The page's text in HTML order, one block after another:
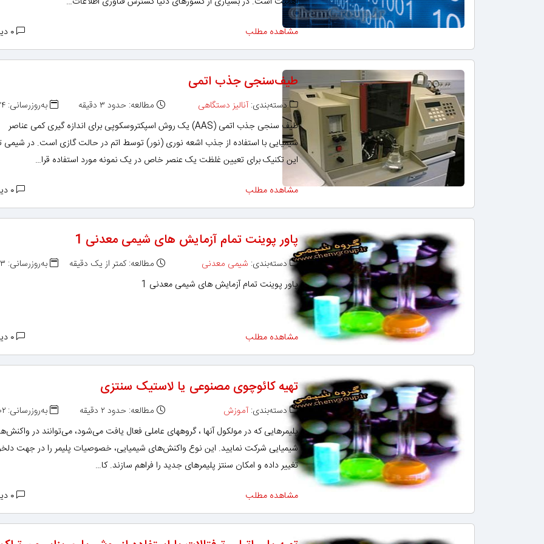
مشاهده مطلب
طیف‌سنجی جذب اتمی
دسته‌بندی: آنالیز دستگاهی مطالعه: حدود ۳ دقیقه
به‌روزرسانی: ۱۳۹۲/۰۲/۲۴
طیف سنجی جذب اتمی (AAS) یک روش اسپکتروسکوپی برای اندازه گیری کمی عناصر
شیمیایی با استفاده از جذب اشعه نوری (نور) توسط اتم در حالت گازی است. در شیمی
این تکنیک برای تعیین غلظت یک عنصر خاص در یک نمونه مورد استفاده قرا…
مشاهده مطلب
پاور پوینت تمام آزمایش های شیمی معدنی 1
دسته‌بندی: شیمی معدنی مطالعه: کمتر از یک دقیقه
به‌روزرسانی: ۱۳۹۲/۰۲/۲۳
پاور پوینت تمام آزمایش های شیمی معدنی 1
مشاهده مطلب
تهیه کائوچوی مصنوعی یا لاستیک سنتزی
دسته‌بندی: آموزش مطالعه: حدود ۲ دقیقه
به‌روزرسانی: ۱۳۹۲/۰۲/۰۲
پلیمرهایی که در مولکول آنها ، گروههای عاملی فعال یافت می‌شود، می‌توانند در
شیمیایی شرکت نمایید. این نوع واکنش‌های شیمیایی، خصوصیات پلیمر را در جهت
تغییر داده و امکان سنتز پلیمرهای جدید را فراهم سازند. کا…
مشاهده مطلب